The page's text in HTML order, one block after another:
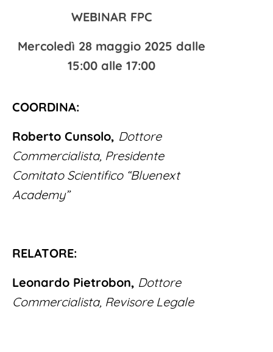
WEBINAR FPC
Mercoledì 28 maggio 2025 dalle
15:00 alle 17:00
COORDINA:
Roberto Cunsolo, Dottore
Commercialista, Presidente
Comitato Scientifico “Bluenext
Academy”
RELATORE:
Leonardo Pietrobon, Dottore
Commercialista, Revisore Legale